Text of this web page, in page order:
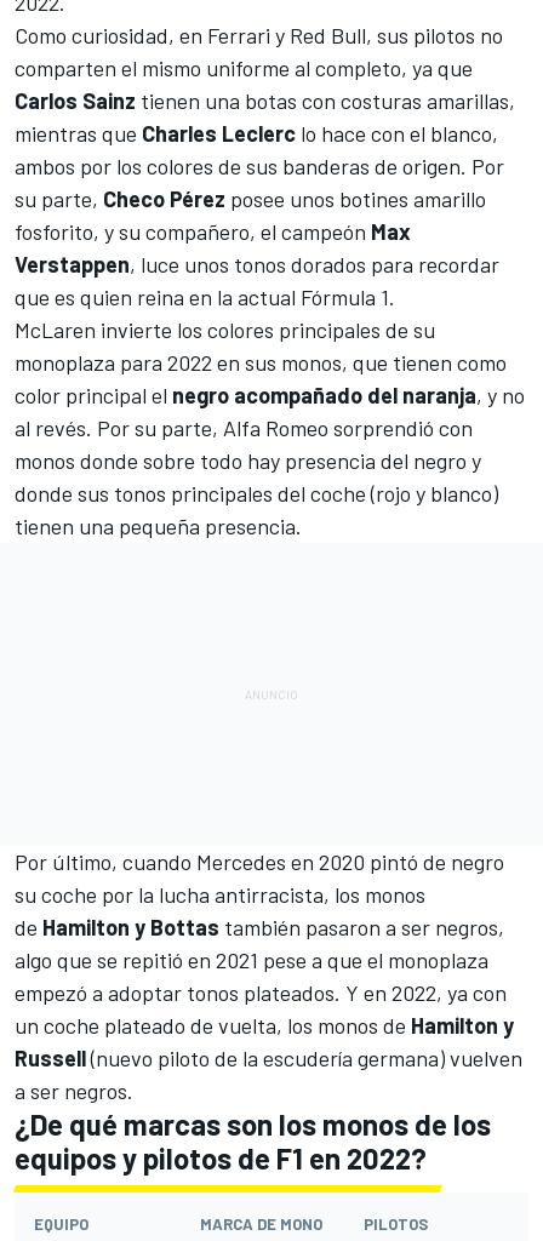
Como curiosidad, en Ferrari y Red Bull, sus pilotos no
comparten el mismo uniforme al completo, ya que
Carlos Sainz tienen una botas con costuras amarillas,
mientras que Charles Leclerc lo hace con el blanco,
ambos por los colores de sus banderas de origen. Por
su parte, Checo Pérez posee unos botines amarillo
fosforito, y su compañero, el campeón Max
Verstappen, luce unos tonos dorados para recordar
que es quien reina en la actual Fórmula 1.
McLaren invierte los colores principales de su
monoplaza para 2022 en sus monos, que tienen como
color principal el negro acompañado del naranja, y no
al revés. Por su parte, Alfa Romeo sorprendió con
monos donde sobre todo hay presencia del negro y
donde sus tonos principales del coche (rojo y blanco)
tienen una pequeña presencia.
Por último, cuando Mercedes en 2020 pintó de negro
su coche por la lucha antirracista, los monos
de Hamilton y Bottas también pasaron a ser negros,
algo que se repitió en 2021 pese a que el monoplaza
empezó a adoptar tonos plateados. Y en 2022, ya con
un coche plateado de vuelta, los monos de Hamilton y
Russell(nuevo piloto de la escudería germana) vuelven
a ser negros.
¿De qué marcas son los monos de los
equipos y pilotos de F1 en 2022?
EQUIPO MARCA DE MONO PILOTOS